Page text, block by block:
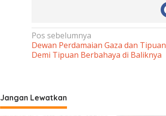
Navigasi
pos
Pos sebelumnya
Dewan Perdamaian Gaza dan Tipuan
Demi Tipuan Berbahaya di Baliknya
Jangan Lewatkan